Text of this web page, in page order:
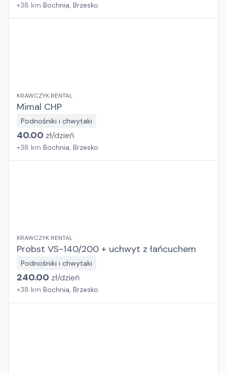
+38 km Bochnia, Brzesko
KRAWCZYK RENTAL
Mimal CHP
Podnośniki i chwytaki
40.00 zł/dzień
+38 km Bochnia, Brzesko
KRAWCZYK RENTAL
Probst VS-140/200 + uchwyt z łańcuchem
Podnośniki i chwytaki
240.00 zł/dzień
+38 km Bochnia, Brzesko